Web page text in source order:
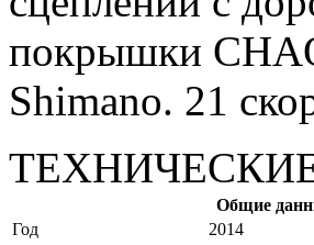
покрышки
Shimano. 21
Общие
Год
2014